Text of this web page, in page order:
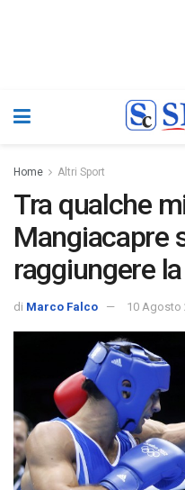
Home Altri Sport
Tra qualche
Mangiacapre
raggiungere
di Marco Falco 10 Agosto